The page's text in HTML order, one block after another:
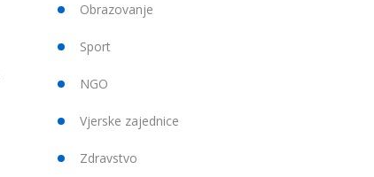
Obrazovanje
Sport
NGO
Vjerske zajednice
Zdravstvo